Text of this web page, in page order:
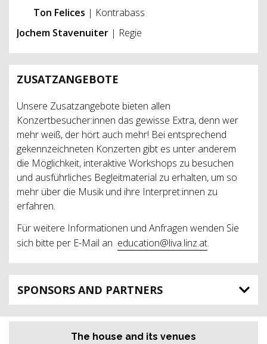
Ton Felices | Kontrabass
Jochem Stavenuiter | Regie
ZUSATZANGEBOTE
Unsere Zusatzangebote bieten allen
Konzertbesucher:innen das gewisse Extra, denn wer
mehr weiß, der hört auch mehr! Bei entsprechend
gekennzeichneten Konzerten gibt es unter anderem
die Möglichkeit, interaktive Workshops zu besuchen
und ausführliches Begleitmaterial zu erhalten, um so
mehr über die Musik und ihre Interpret:innen zu
erfahren.
Für weitere Informationen und Anfragen wenden Sie
sich bitte per E-Mail an education@liva.linz.at.
SPONSORS AND PARTNERS
The house and its venues